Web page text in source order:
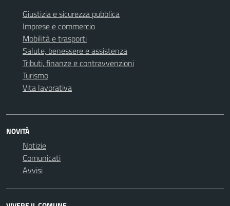
Giustizia e sicurezza pubblica
Imprese e commercio
Mobilità e trasporti
Salute, benessere e assistenza
Tributi, finanze e contravvenzioni
Turismo
Vita lavorativa
NOVITÀ
Notizie
Comunicati
Avvisi